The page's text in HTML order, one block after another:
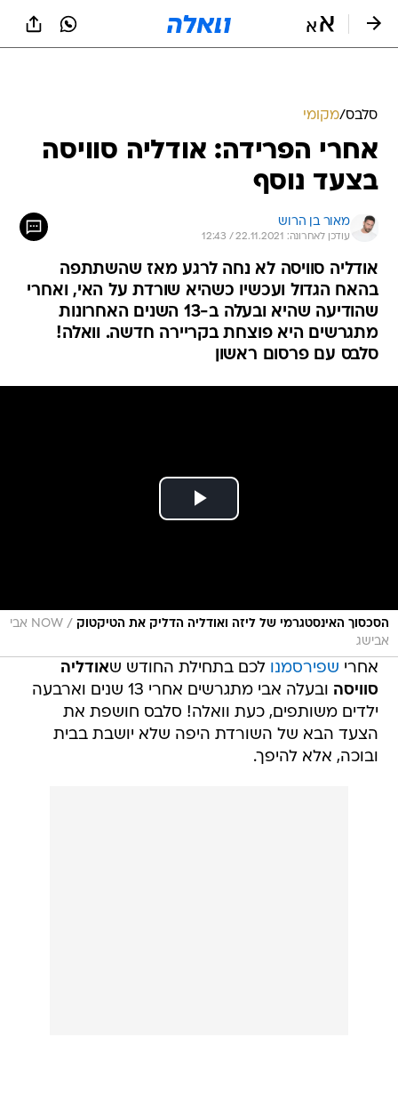
סלבס/מקומי
אחרי הפרידה: אודליה סוויסה
בצעד נוסף
מאור בן הרוש
עודכן לאחרונה: 22.11.2021 / 12:43
אודליה סוויסה לא נחה לרגע מאז שהשתתפה
בהאח הגדול ועכשיו כשהיא שורדת על האי, ואחרי
שהודיעה שהיא ובעלה ב-13 השנים האחרונות
מתגרשים היא פוצחת בקריירה חדשה. וואלה!
סלבס עם פרסום ראשון
הסכסוך האינסטגרמי של ליזה ואודליה הדליק את הטיקטוק /
NOW אבי
אבישג
אחרי שפירסמנו לכם בתחילת החודש שאודליה
סוויסה
ובעלה אבי מתגרשים אחרי 13 שנים וארבעה
ילדים משותפים, כעת וואלה! סלבס חושפת את
הצעד הבא של השורדת היפה שלא יושבת בבית
ובוכה, אלא להיפך.